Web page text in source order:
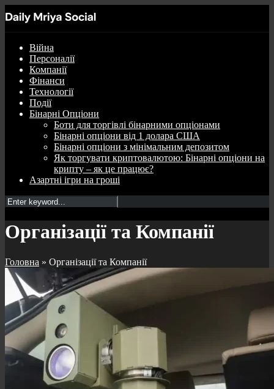
Війна
Персоналії
Компанії
Фінанси
Технології
Події
Бінарні Опціони
Боти для торгівлі бінарними опціонами
Бінарні опціони від 1 долара США
Бінарні опціони з мінімальним депозитом
Як торгувати криптовалютою: Бінарні опціони на
крипту – як це працює?
Азартні ігри на гроші
Організації та Компанії
Головна » Організації та Компанії